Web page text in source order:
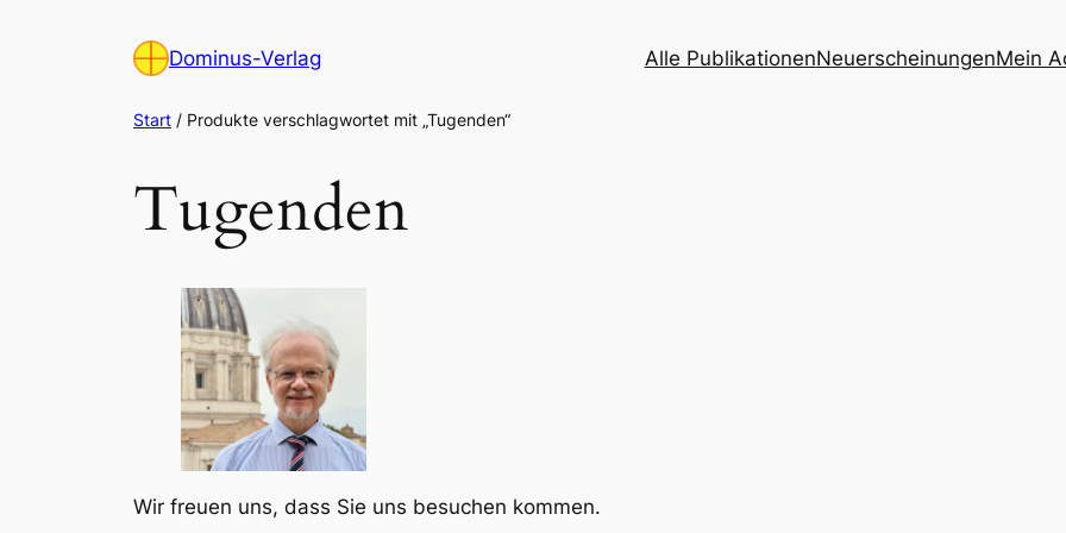
Dominus-Verlag Alle PublikationenNeuerscheinungenMein
Start / Produkte verschlagwortet mit „Tugenden“
Tugenden
Wir freuen uns, dass Sie uns besuchen kommen.